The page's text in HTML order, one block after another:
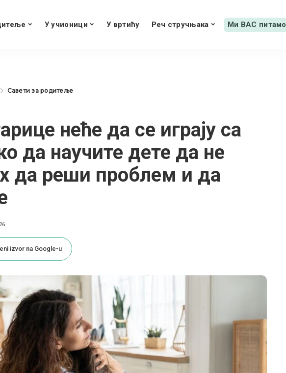
У учионици У вртићу Реч стручњака Ми ВАС питамо
Савети за родитеље
неће да се играју са
да научите дете да не
да реши проблем и да
izvor na Google-u